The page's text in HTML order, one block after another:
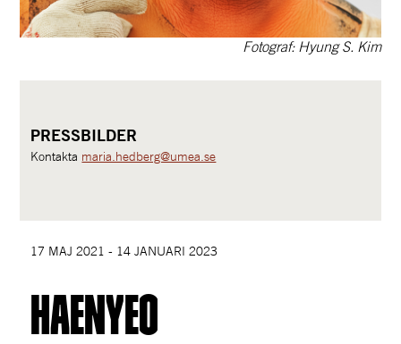
Fotograf: Hyung S. Kim
PRESSBILDER
Kontakta maria.hedberg@umea.se
17 MAJ 2021 - 14 JANUARI 2023
Haenyeo